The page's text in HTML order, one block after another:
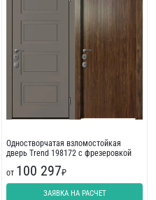
Одностворчатая взломостойкая
дверь Trend 198172 с фрезеровкой
от 100 297₽
ЗАЯВКА НА РАСЧЕТ